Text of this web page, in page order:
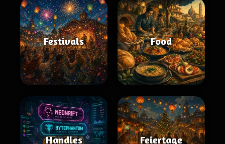
Festivals Food
Handles Feiertage